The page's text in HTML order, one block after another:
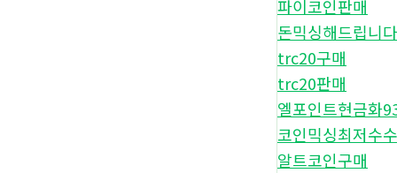
파이코인판매
돈믹싱해드립니다
trc20구매
trc20판매
엘포인트현금화
코인믹싱최저수
알트코인구매